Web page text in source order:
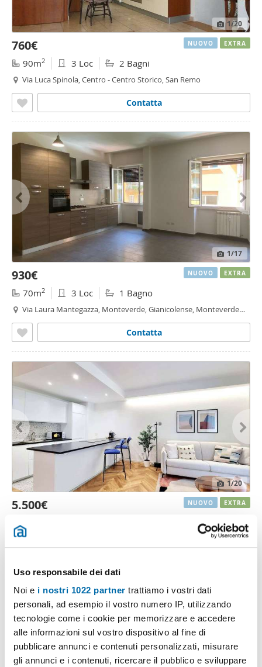
Uso responsabile dei dati
Noi e i nostri 1022 partner trattiamo i vostri dati
personali, ad esempio il vostro numero IP, utilizzando
tecnologie come i cookie per memorizzare e accedere
alle informazioni sul vostro dispositivo al fine di
pubblicare annunci e contenuti personalizzati, misurare
gli annunci e i contenuti, ricercare il pubblico e sviluppare
1/20
760€
90m2 3 Loc 2 Bagni
Via Luca Spinola, Centro - Centro Storico, San Remo
Contatta
NUOVO EXTRA
1/17
930€
70m2 3 Loc 1 Bagno
Via Laura Mantegazza, Monteverde, Gianicolense, Monteverde
Contatta
NUOVO EXTRA
1/20
5.500€
100m
Viale Brianza, Repubblica, Stazione Centrale, Centrale, Milano
NUOVO EXTRA